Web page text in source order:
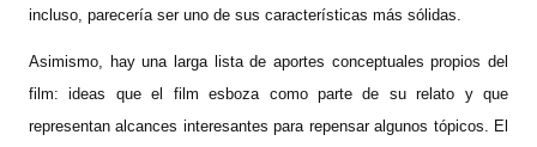
incluso, parecería ser uno de sus características más sólidas.
Asimismo, hay una larga lista de aportes conceptuales propios del
film: ideas que el film esboza como parte de su relato y que
representan alcances interesantes para repensar algunos tópicos. El